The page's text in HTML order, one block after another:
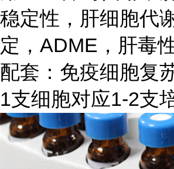
稳定性，肝细胞代
定，ADME，肝毒
配套：免疫细胞复
1支细胞对应1-2支